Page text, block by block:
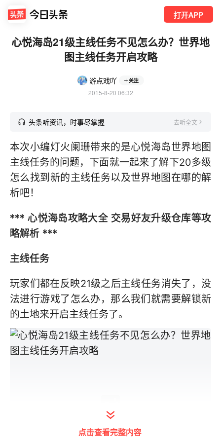
打开APP
心悦海岛21级主线任务不见怎么办？世界地
图主线任务开启攻略
游点戏吖 关注
2015-8-20 06:32
头条听资讯，时事尽掌握 去听全文
本次小编灯火阑珊带来的是心悦海岛世界地图
主线任务的问题，下面就一起来了解下20多级
怎么找到新的主线任务以及世界地图在哪的解
析吧！
***心悦海岛攻略大全 交易好友升级仓库等攻
略解析 ***
主线任务
玩家们都在反映21级之后主线任务消失了，没
法进行游戏了怎么办，那么我们就需要解锁新
的土地来开启主线任务了。
点击查看完整内容